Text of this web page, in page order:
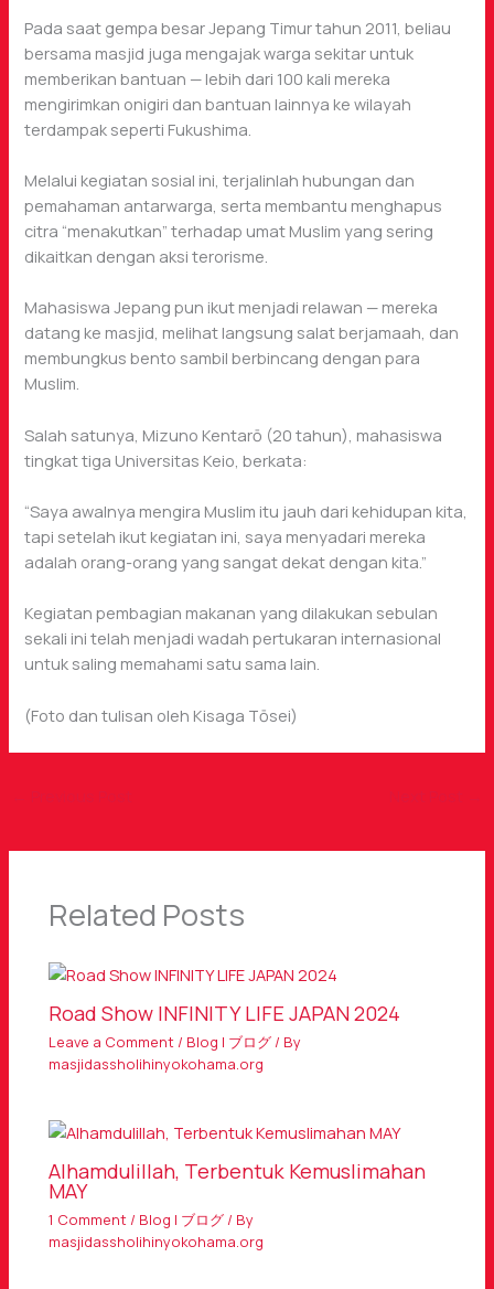
Pada saat gempa besar Jepang Timur tahun 2011, beliau
bersama masjid juga mengajak warga sekitar untuk
memberikan bantuan — lebih dari 100 kali mereka
mengirimkan onigiri dan bantuan lainnya ke wilayah
terdampak seperti Fukushima.
Melalui kegiatan sosial ini, terjalinlah hubungan dan
pemahaman antarwarga, serta membantu menghapus
citra “menakutkan” terhadap umat Muslim yang sering
dikaitkan dengan aksi terorisme.
Mahasiswa Jepang pun ikut menjadi relawan — mereka
datang ke masjid, melihat langsung salat berjamaah, dan
membungkus bento sambil berbincang dengan para
Muslim.
Salah satunya, Mizuno Kentarō (20 tahun), mahasiswa
tingkat tiga Universitas Keio, berkata:
“Saya awalnya mengira Muslim itu jauh dari kehidupan kita,
tapi setelah ikut kegiatan ini, saya menyadari mereka
adalah orang-orang yang sangat dekat dengan kita.”
Kegiatan pembagian makanan yang dilakukan sebulan
sekali ini telah menjadi wadah pertukaran internasional
untuk saling memahami satu sama lain.
(Foto dan tulisan oleh Kisaga Tōsei)
Related Posts
Road Show INFINITY LIFE JAPAN 2024
Leave a Comment / Blog | ブログ / By
masjidassholihinyokohama.org
Alhamdulillah, Terbentuk Kemuslimahan
MAY
1 Comment / Blog | ブログ / By
masjidassholihinyokohama.org